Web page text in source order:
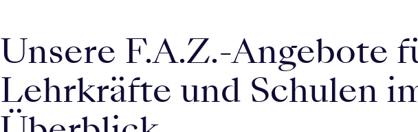
Unsere F.A.Z.-Angebote
Lehrkräfte und Schulen